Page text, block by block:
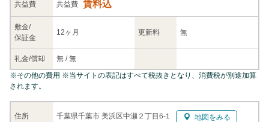
共益費 共益費 賃料込
敷金/
保証金
12ヶ月 更新料 無
礼金/償却 無 /無
住所 千葉県千葉市 美浜区中瀬２丁目6-1 地図をみる
※その他の費用 ※当サイトの表記はすべて税抜きとなり、消費税が別途加算
されます。